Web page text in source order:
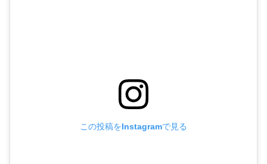
この投稿をInstagramで見る